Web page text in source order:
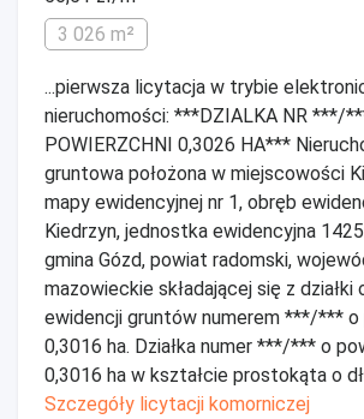
3 026 m²
...pierwsza licytacja w trybie
nieruchomości: ***DZIALKA NR ***/
POWIERZCHNI 0,3026 HA***
gruntowa położona w miejscowości
mapy ewidencyjnej nr 1, obręb
Kiedrzyn, jednostka ewidencyjna
gmina Gózd, powiat radomski,
mazowieckie składającej się z działki
ewidencji gruntów numerem ***/*** o
0,3016 ha. Działka numer ***/*** o
0,3016 ha w kształcie prostokąta o
Szczegóły licytacji komorniczej